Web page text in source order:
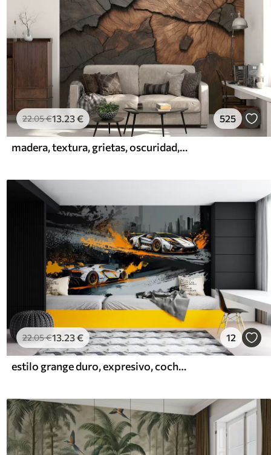
22.05€13.23€ 525
madera, textura, grietas, oscuridad, corteza, superficie
22.05€13.23€ 12
estilo grange duro, expresivo, coches deportivos dinámicos